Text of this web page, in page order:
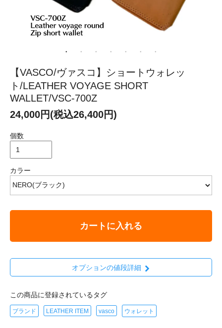
【VASCO/ヴァスコ】ショートウォレッ
ト/LEATHER VOYAGE SHORT
WALLET/VSC-700Z
24,000円(税込26,400円)
個数
カラー
カートに入れる
オプションの値段詳細
この商品に登録されているタグ
ブランド LEATHER ITEM vasco ウォレット